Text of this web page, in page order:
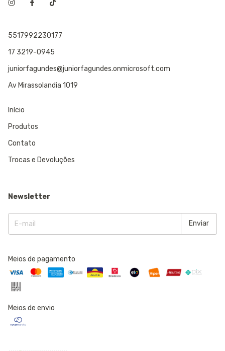
5517992230177
17 3219-0945
juniorfagundes@juniorfagundes.onmicrosoft.com
Av Mirassolandia 1019
Início
Produtos
Contato
Trocas e Devoluções
Newsletter
Meios de pagamento
Meios de envio